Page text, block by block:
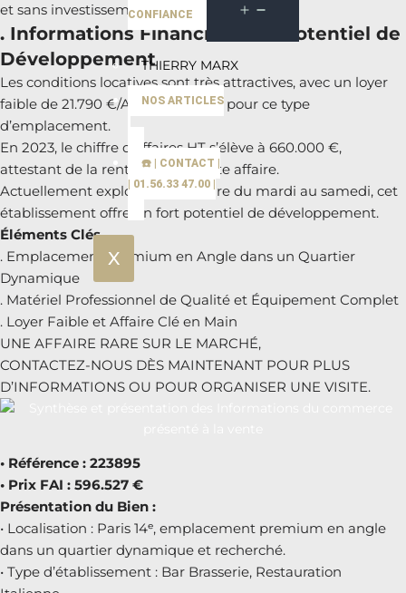
CONFIANCE
THIERRY MARX
NOS ARTICLES
☎️ | CONTACT |
| 01.56.33 47.00 |
X
et sans investissement supplémentaire.
. Informations Financières et Potentiel de
Développement
Les conditions locatives sont très attractives, avec un loyer
faible de 21.790 €/AN/HT/HC, rare pour ce type
d’emplacement.
En 2023, le chiffre d’affaires HT s’élève à 660.000 €,
attestant de la rentabilité de cette affaire.
Actuellement exploité en coupure du mardi au samedi, cet
établissement offre un fort potentiel de développement.
Éléments Clés
. Emplacement Premium en Angle dans un Quartier
Dynamique
. Matériel Professionnel de Qualité et Équipement Complet
. Loyer Faible et Affaire Clé en Main
UNE AFFAIRE RARE SUR LE MARCHÉ,
CONTACTEZ-NOUS DÈS MAINTENANT POUR PLUS
D’INFORMATIONS OU POUR ORGANISER UNE VISITE.
• Référence : 223895
• Prix FAI : 596.527 €
Présentation du Bien :
• Localisation : Paris 14ᵉ, emplacement premium en angle
dans un quartier dynamique et recherché.
• Type d’établissement : Bar Brasserie, Restauration